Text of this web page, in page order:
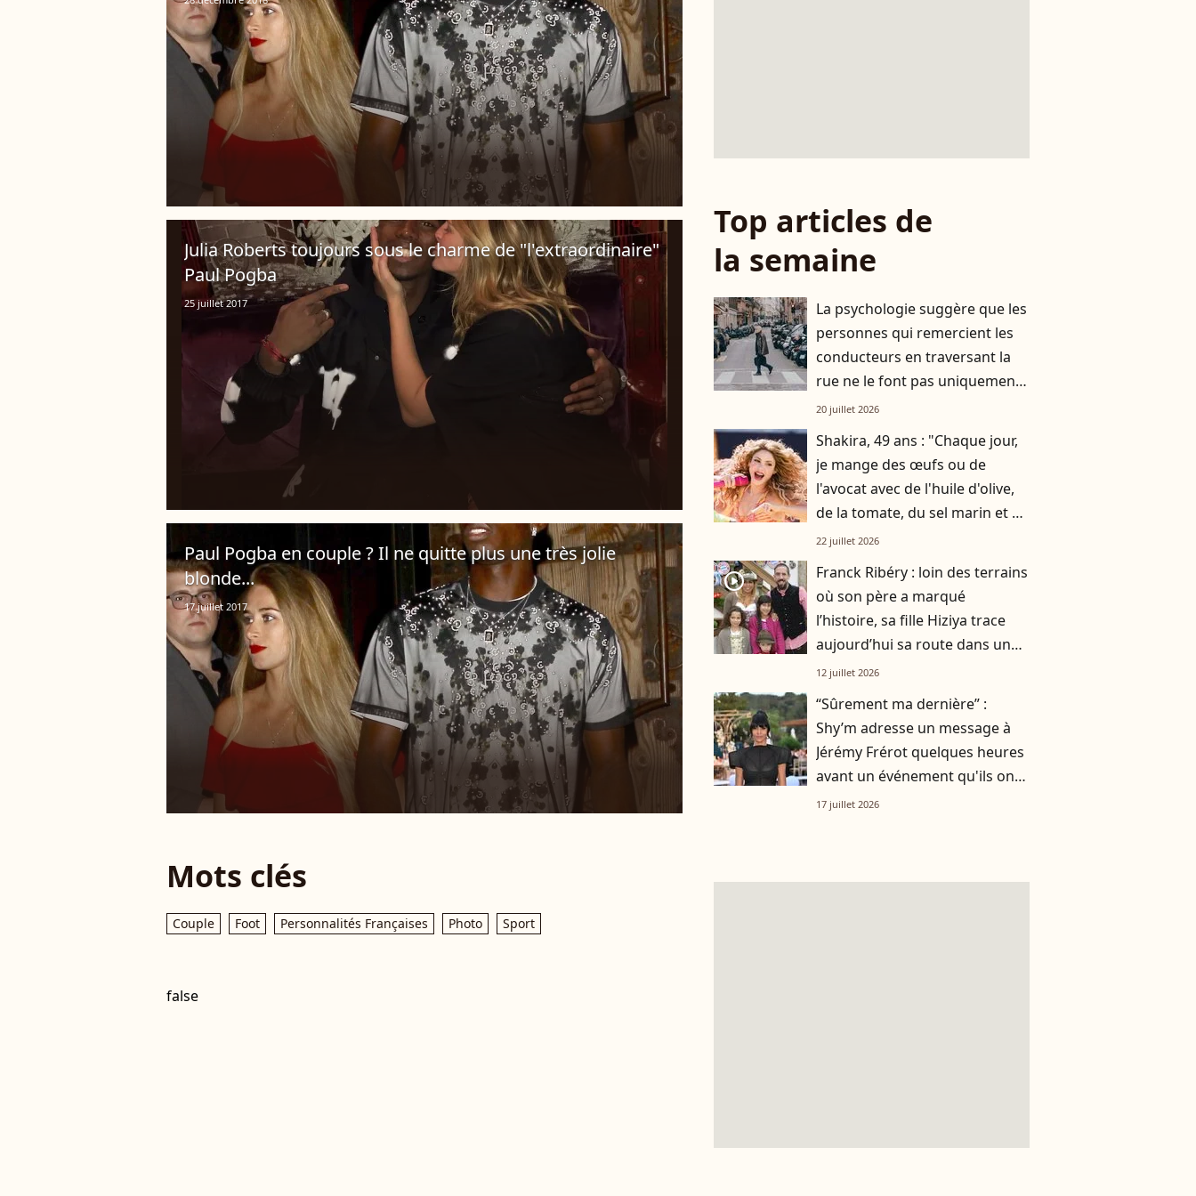
Julia Roberts toujours sous le charme de "l'extraordinaire"
Paul Pogba
25 juillet 2017
Paul Pogba en couple ? Il ne quitte plus une très jolie
blonde...
17 juillet 2017
Mots clés
Couple Foot Personnalités Françaises Photo Sport
false
Top articles de
la semaine
La psychologie suggère que les
personnes qui remercient les
conducteurs en traversant la
rue ne le font pas uniquement
par gratitude
20 juillet 2026
Shakira, 49 ans : "Chaque jour,
je mange des œufs ou de
l'avocat avec de l'huile d'olive,
de la tomate, du sel marin et un
smoothie"
22 juillet 2026
player2
Franck Ribéry : loin des terrains
où son père a marqué
l’histoire, sa fille Hiziya trace
aujourd’hui sa route dans un
tout autre univers
12 juillet 2026
“Sûrement ma dernière” :
Shy’m adresse un message à
Jérémy Frérot quelques heures
avant un événement qu'ils ont
vécu ensemble
17 juillet 2026